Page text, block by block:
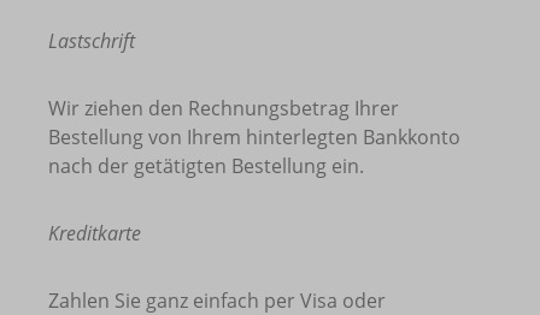
Lastschrift
Wir ziehen den Rechnungsbetrag Ihrer
Bestellung von Ihrem hinterlegten Bankkonto
nach der getätigten Bestellung ein.
Kreditkarte
Zahlen Sie ganz einfach per Visa oder